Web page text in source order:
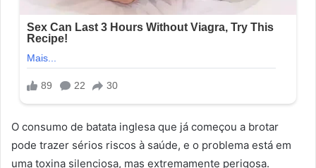
O consumo de batata inglesa que já começou a brotar
pode trazer sérios riscos à saúde, e o problema está em
uma toxina silenciosa, mas extremamente perigosa.